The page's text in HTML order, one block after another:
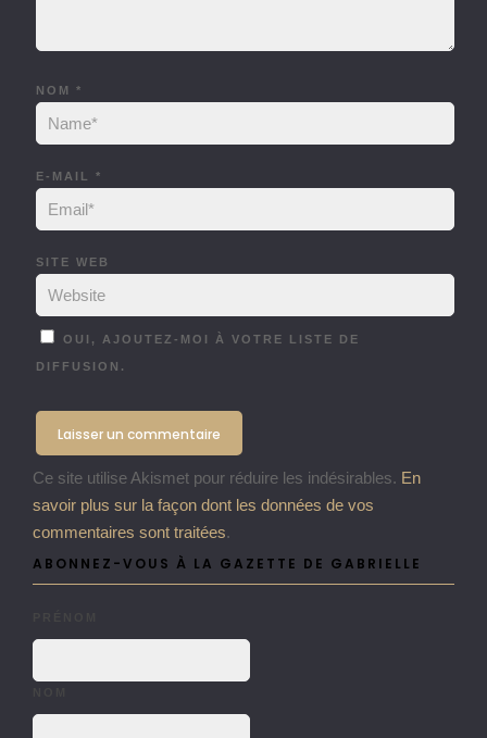
NOM *
E-MAIL *
SITE WEB
OUI, AJOUTEZ-MOI À VOTRE LISTE DE
DIFFUSION.
Ce site utilise Akismet pour réduire les indésirables. En
savoir plus sur la façon dont les données de vos
commentaires sont traitées.
ABONNEZ-VOUS À LA GAZETTE DE GABRIELLE